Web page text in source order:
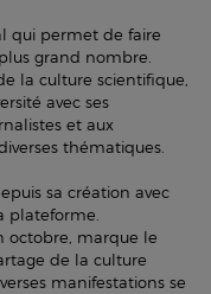
qui permet de faire
grand nombre.
la culture scientifique,
avec ses
et aux
thématiques.
sa création avec
plateforme.
octobre, marque le
de la culture
manifestations se